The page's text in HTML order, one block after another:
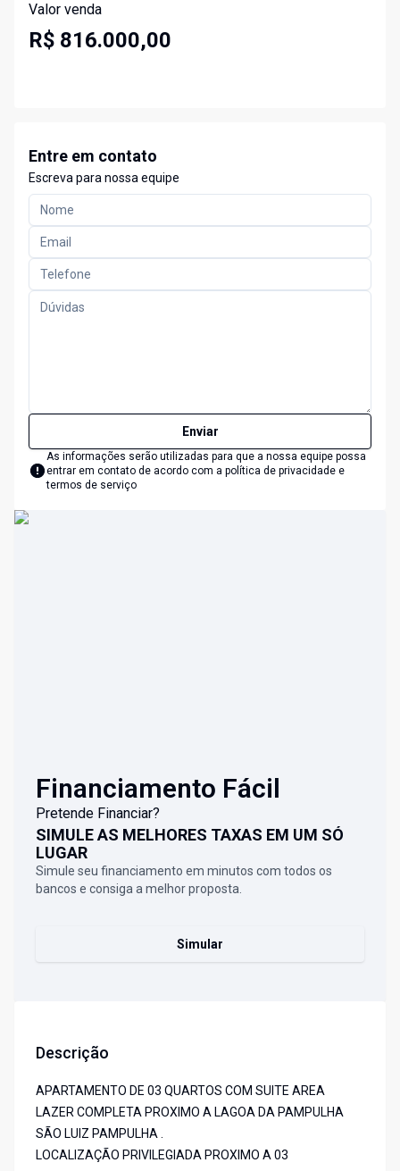
Valor venda
R$ 816.000,00
Entre em contato
Escreva para nossa equipe
Enviar
As informações serão utilizadas para que a nossa equipe possa
entrar em contato de acordo com a política de privacidade e
termos de serviço
Financiamento Fácil
Pretende Financiar?
SIMULE AS MELHORES TAXAS EM UM SÓ
LUGAR
Simule seu financiamento em minutos com todos os
bancos e consiga a melhor proposta.
Simular
Descrição
APARTAMENTO DE 03 QUARTOS COM SUITE AREA
LAZER COMPLETA PROXIMO A LAGOA DA PAMPULHA
SÃO LUIZ PAMPULHA .
LOCALIZAÇÃO PRIVILEGIADA PROXIMO A 03